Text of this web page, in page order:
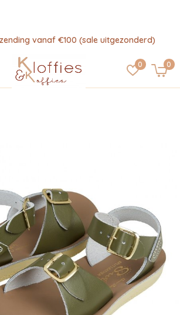
0 0
vanaf €100 (sale uitgezonderd)